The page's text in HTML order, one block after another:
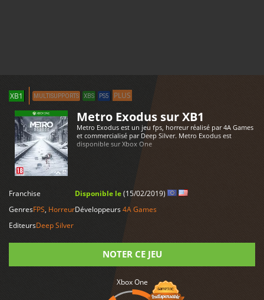
XB1 MULTISUPPORTS XBS PS5 PLUS
Metro Exodus sur XB1
Metro Exodus est un jeu fps, horreur réalisé par 4A Games
et commercialisé par Deep Silver. Metro Exodus est
disponible sur Xbox One
Franchise
GenresFPS, Horreur
EditeursDeep Silver
Disponible le(15/02/2019)
Développeurs4A Games
NOTER CE JEU
Xbox One